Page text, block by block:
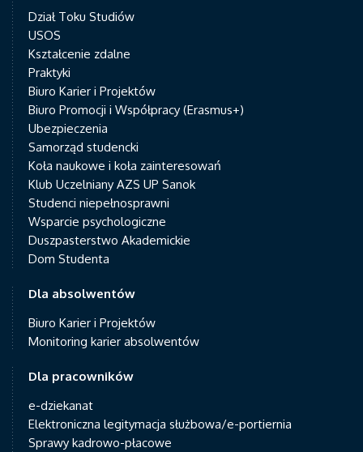
Dział Toku Studiów
USOS
Kształcenie zdalne
Praktyki
Biuro Karier i Projektów
Biuro Promocji i Współpracy (Erasmus+)
Ubezpieczenia
Samorząd studencki
Koła naukowe i koła zainteresowań
Klub Uczelniany AZS UP Sanok
Studenci niepełnosprawni
Wsparcie psychologiczne
Duszpasterstwo Akademickie
Dom Studenta
Dla absolwentów
Biuro Karier i Projektów
Monitoring karier absolwentów
Dla pracowników
e-dziekanat
Elektroniczna legitymacja służbowa/e-portiernia
Sprawy kadrowo-płacowe